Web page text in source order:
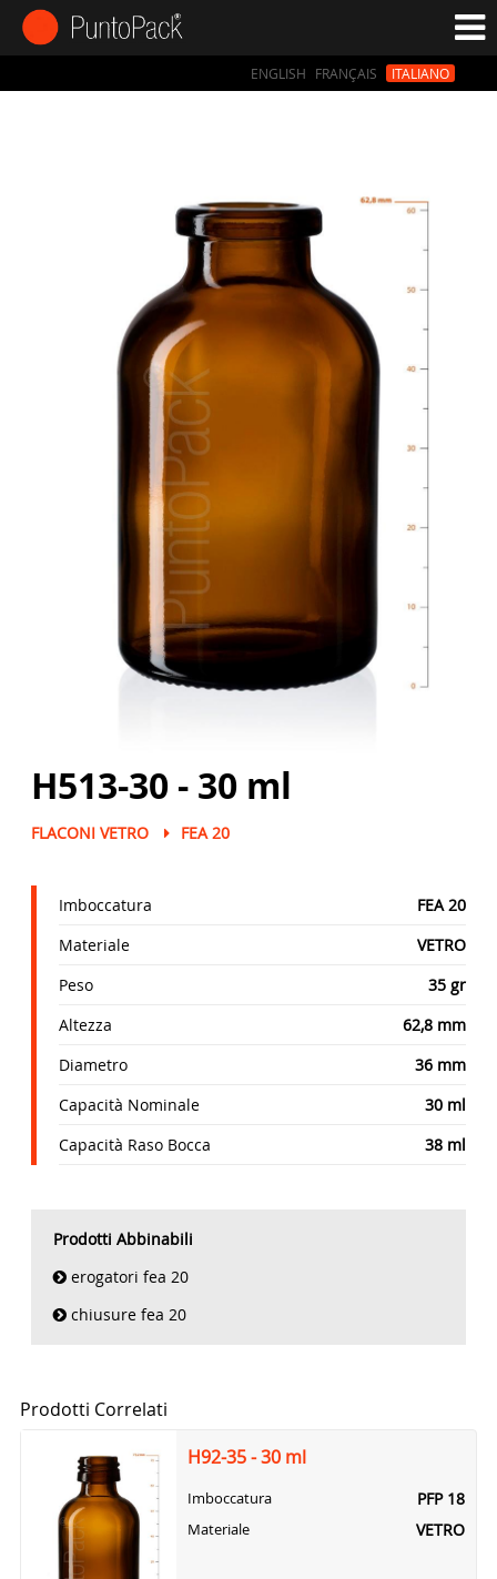
ENGLISH FRANÇAIS ITALIANO
H513-30 - 30 ml
FLACONI VETRO FEA 20
Imboccatura
FEA 20
Materiale
VETRO
Peso
35 gr
Altezza
62,8 mm
Diametro
36 mm
Capacità Nominale
30 ml
Capacità Raso Bocca
38 ml
Prodotti Abbinabili
erogatori fea 20
chiusure fea 20
Prodotti Correlati
H92-35 - 30 ml
Imboccatura PFP 18
Materiale VETRO